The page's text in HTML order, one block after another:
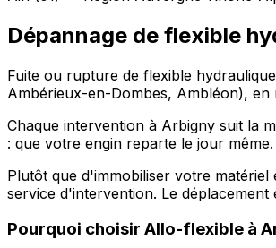
Dépannage de flexible
Fuite ou rupture de flexible
Ambérieux-en-Dombes, Ambléon),
Chaque intervention à Arbigny suit la
: que votre engin reparte le jour même.
Plutôt que d'immobiliser votre
service d'intervention. Le
Pourquoi choisir Allo-flexible à